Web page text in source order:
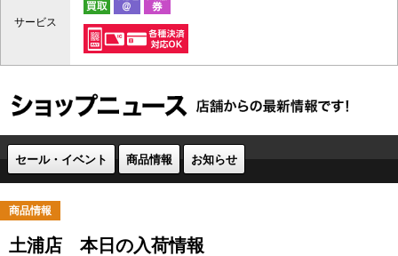
サービス
セール・イベント 商品情報 お知らせ
商品情報
土浦店 本日の入荷情報